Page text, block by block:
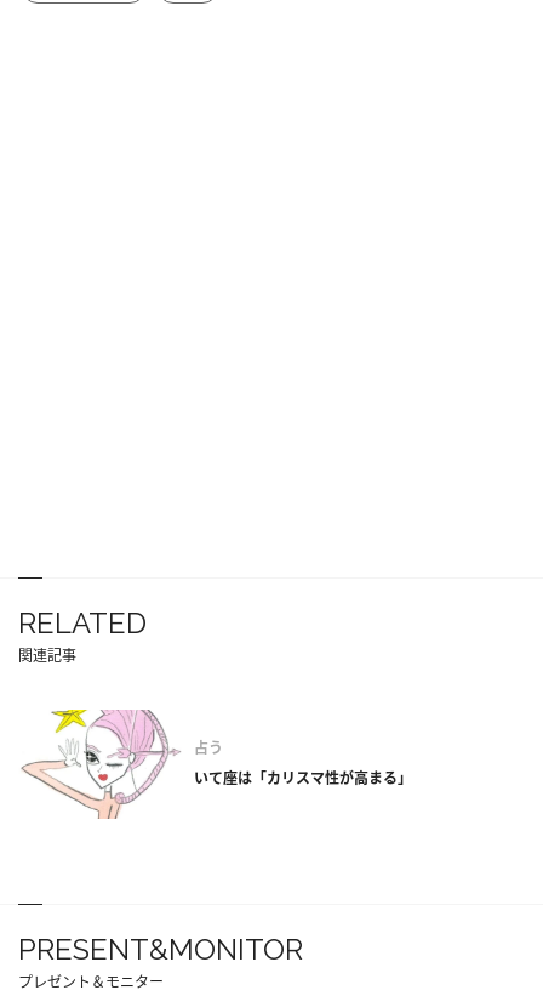
RELATED
関連記事
占う
いて座は「カリスマ性が高まる」
PRESENT&MONITOR
プレゼント＆モニター